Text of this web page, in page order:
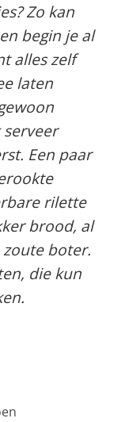
Zo kan
begin je al
alles zelf
laten
Een paar
rilette
brood, al
boter.
die kun